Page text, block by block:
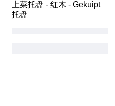
上菜托盘 - 红木 - Gekuipt
托盘